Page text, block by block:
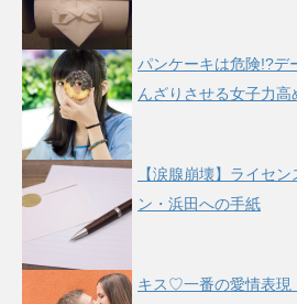
パンケーキは危険!?デ
んざりさせる女子力高
【涙腺崩壊】ライセ
ン・浜田への手紙
キス♡一番の愛情表現